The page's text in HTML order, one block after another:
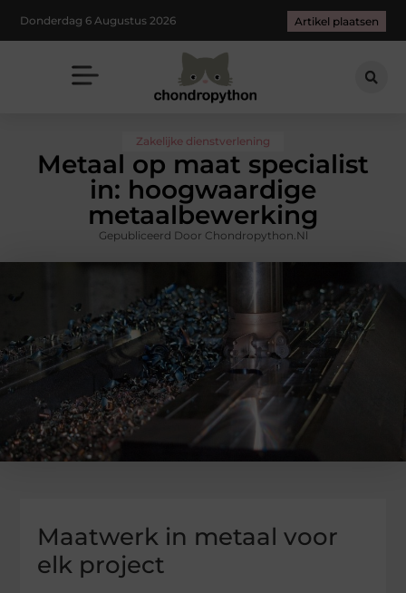
Donderdag 6 Augustus 2026 Artikel plaatsen
Zakelijke dienstverlening
Metaal op maat specialist
in: hoogwaardige
metaalbewerking
Gepubliceerd Door Chondropython.nl
Maatwerk in metaal voor
elk project